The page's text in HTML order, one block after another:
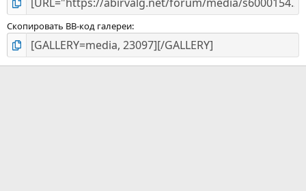
Скопировать BB-код галереи